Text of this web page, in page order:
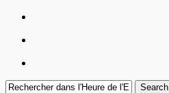
Search